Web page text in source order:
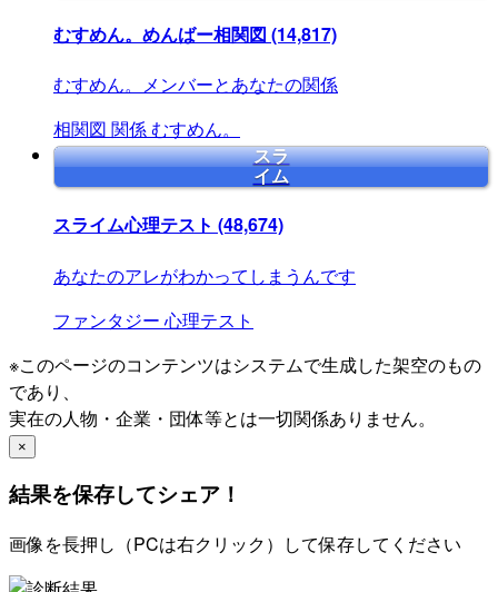
むすめん。めんばー相関図 (14,817)
むすめん。メンバーとあなたの関係
相関図 関係むすめん。
スラ
イム
スライム心理テスト (48,674)
あなたのアレがわかってしまうんです
ファンタジー 心理テスト
※このページのコンテンツはシステムで生成した架空のもの
であり、
実在の人物・企業・団体等とは一切関係ありません。
×
結果を保存してシェア！
画像を長押し（PCは右クリック）して保存してください